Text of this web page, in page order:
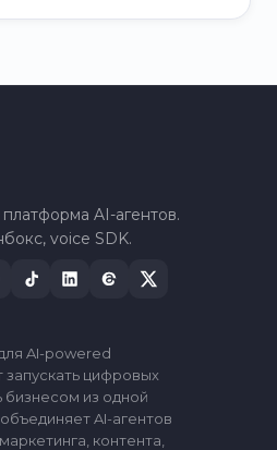
AI-агентов.
voice SDK.
AI-powered
запускать цифровых
бизнесом из одной
AI-агентов
контента,